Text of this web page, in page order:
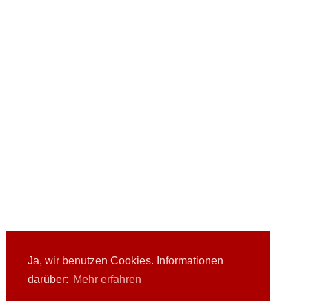
Ja, wir benutzen Cookies. Informationen
darüber: Mehr erfahren